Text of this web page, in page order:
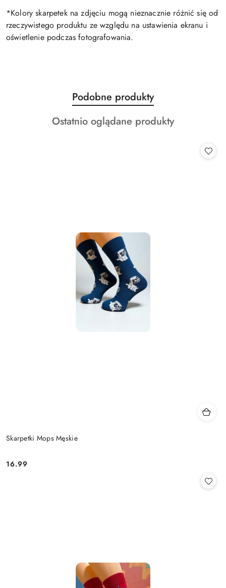
*Kolory skarpetek na zdjęciu mogą nieznacznie różnić się od
rzeczywistego produktu ze względu na ustawienia ekranu i
oświetlenie podczas fotografowania.
Pomiń karuzelę produktów
Produkty
o
statusie:
Podobne produkty
Produkty
Ostatnio oglądane produkty
Skarpetki Mops Męskie
Cena:
16.99